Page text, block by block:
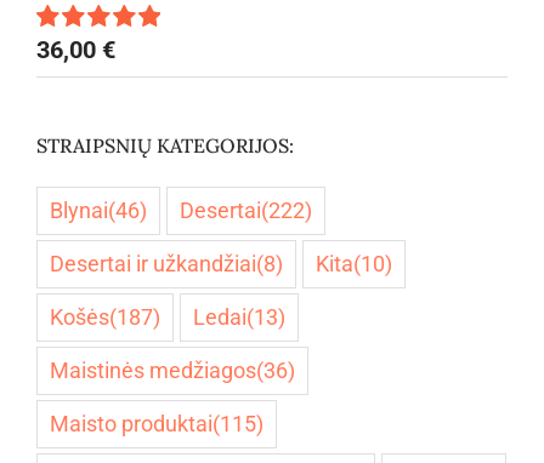
Įvertinimas:
5.00iš 5
36,00 €
STRAIPSNIŲ KATEGORIJOS:
Blynai(46) Desertai(222)
Desertai ir užkandžiai(8) Kita(10)
Košės(187) Ledai(13)
Maistinės medžiagos(36)
Maisto produktai(115)